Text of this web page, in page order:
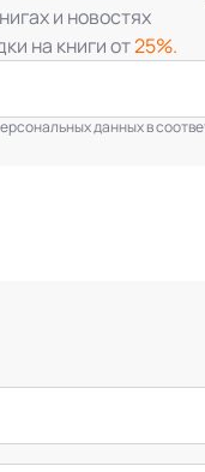
и новостях
на книги от25%.
данных в